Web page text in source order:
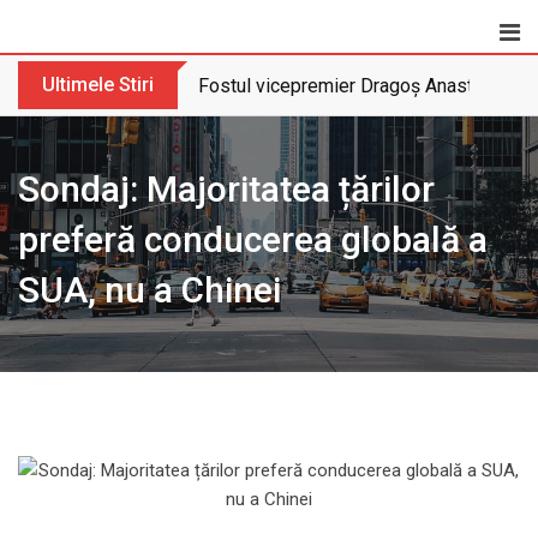
Ultimele Stiri Fostul vicepremier Dragoș Anastasiu
Sondaj: Majoritatea țărilor
preferă conducerea globală a
SUA, nu a Chinei